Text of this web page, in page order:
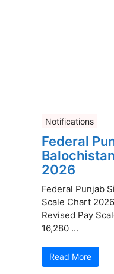
Notifications
Federal
2026
Federal Punjab
Scale Chart
Revised Pay
16,280 ...
Read More